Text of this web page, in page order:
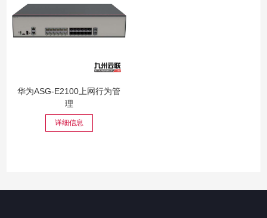
华为ASG-E2100上网行为管
理
详细信息